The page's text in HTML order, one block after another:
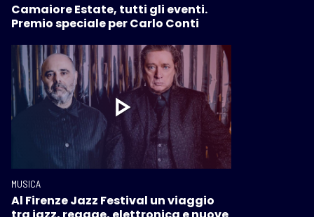
Camaiore Estate, tutti gli eventi.
Premio speciale per Carlo Conti
MUSICA
Al Firenze Jazz Festival un viaggio